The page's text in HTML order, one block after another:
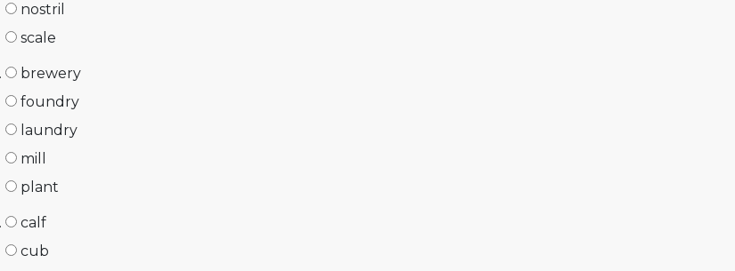
nostril
scale
brewery
foundry
laundry
mill
plant
calf
cub